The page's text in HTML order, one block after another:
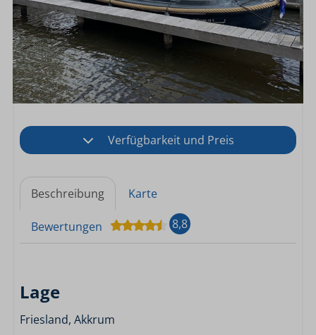
Verfügbarkeit und Preis
Beschreibung Karte
Bewertungen 8,8
Lage
Friesland, Akkrum